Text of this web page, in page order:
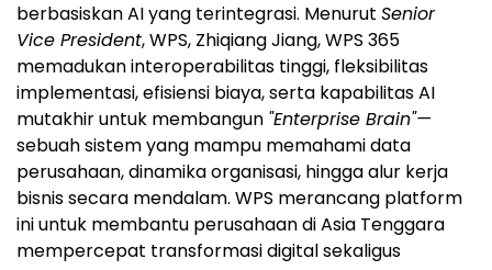
berbasiskan AI yang terintegrasi. Menurut Senior
Vice President, WPS, Zhiqiang Jiang, WPS 365
memadukan interoperabilitas tinggi, fleksibilitas
implementasi, efisiensi biaya, serta kapabilitas AI
mutakhir untuk membangun "Enterprise Brain"—
sebuah sistem yang mampu memahami data
perusahaan, dinamika organisasi, hingga alur kerja
bisnis secara mendalam. WPS merancang platform
ini untuk membantu perusahaan di Asia Tenggara
mempercepat transformasi digital sekaligus